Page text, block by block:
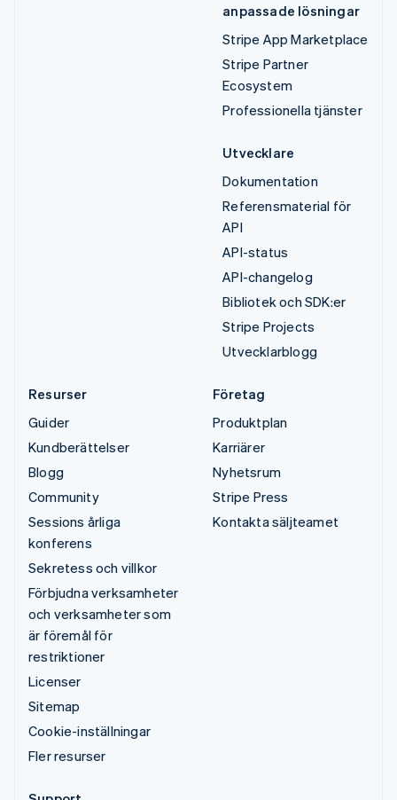
anpassade lösningar
Stripe App Marketplace
Stripe Partner
Ecosystem
Professionella tjänster
Utvecklare
Dokumentation
Referensmaterial för
API
API-status
API-changelog
Bibliotek och SDK:er
Stripe Projects
Utvecklarblogg
Resurser
Guider
Kundberättelser
Blogg
Community
Sessions årliga
konferens
Sekretess och villkor
Förbjudna verksamheter
och verksamheter som
är föremål för
restriktioner
Licenser
Sitemap
Cookie-inställningar
Fler resurser
Företag
Produktplan
Karriärer
Nyhetsrum
Stripe Press
Kontakta säljteamet